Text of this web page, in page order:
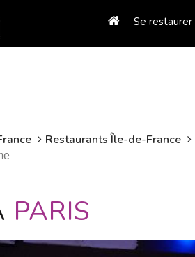
Se restaurer
Restaurants Île-de-France
PARIS